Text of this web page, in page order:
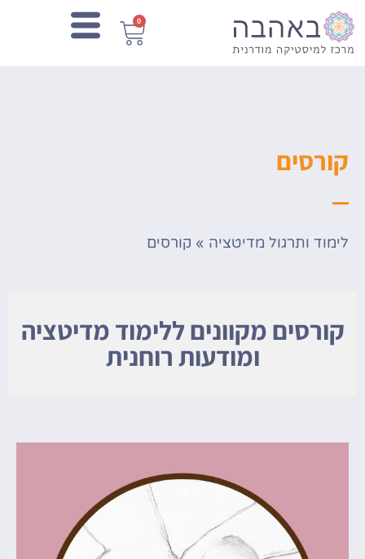
0
קורסים
לימוד ותרגול מדיטציה » קורסים
קורסים מקוונים ללימוד מדיטציה
ומודעות רוחנית